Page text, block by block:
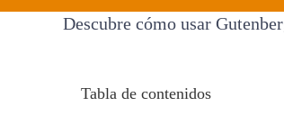
Descubre cómo usar
Tabla de contenidos